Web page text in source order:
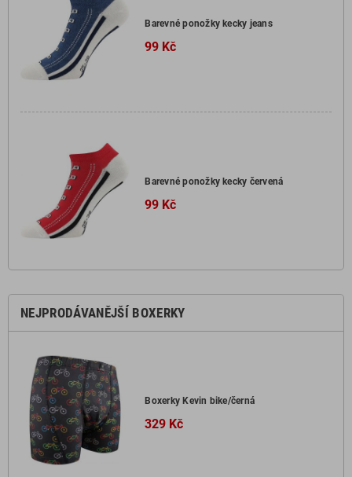
Barevné ponožky kecky jeans
99 Kč
Barevné ponožky kecky červená
99 Kč
NEJPRODÁVANĚJŠÍ BOXERKY
Boxerky Kevin bike/černá
329 Kč